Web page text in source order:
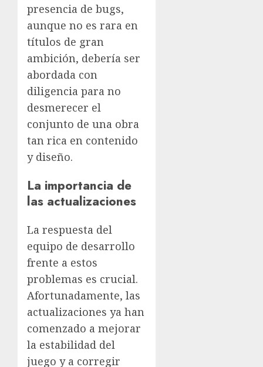
presencia de bugs,
aunque no es rara en
títulos de gran
ambición, debería ser
abordada con
diligencia para no
desmerecer el
conjunto de una obra
tan rica en contenido
y diseño.
La importancia de
las actualizaciones
La respuesta del
equipo de desarrollo
frente a estos
problemas es crucial.
Afortunadamente, las
actualizaciones ya han
comenzado a mejorar
la estabilidad del
juego y a corregir